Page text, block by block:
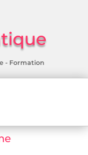
- Formation